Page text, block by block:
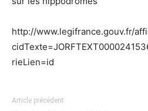
http://www.legifrance.gouv.fr/
rieLien=id
Article précédent